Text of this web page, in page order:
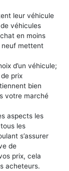
leur véhicule
véhicules
en moins
neuf mettent
d’un véhicule;
prix
bien
votre marché
aspects les
les
s’assurer
de
prix, cela
acheteurs.